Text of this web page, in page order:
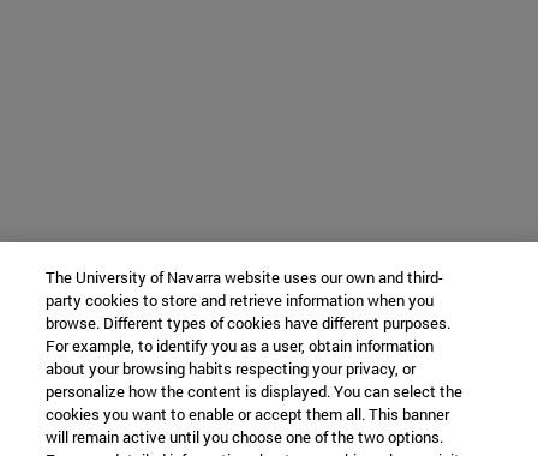
The University of Navarra website uses our own and third-
party cookies to store and retrieve information when you
browse. Different types of cookies have different purposes.
For example, to identify you as a user, obtain information
about your browsing habits respecting your privacy, or
personalize how the content is displayed. You can select the
cookies you want to enable or accept them all. This banner
will remain active until you choose one of the two options.